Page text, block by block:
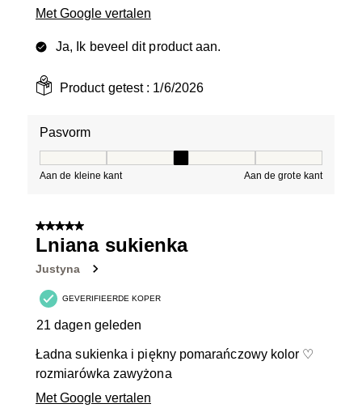
Met Google vertalen
Ja, Ik beveel dit product aan.
Product getest : 1/6/2026
Pasvorm
Aan de kleine kant Aan de grote kant
5 van 5 sterren.
Lniana sukienka
Justyna
GEVERIFIEERDE KOPER
21 dagen geleden
Ładna sukienka i piękny pomarańczowy kolor ♡
rozmiarówka zawyżona
Met Google vertalen